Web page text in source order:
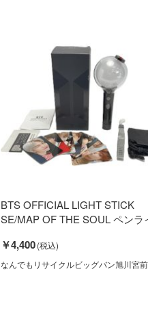
BTS OFFICIAL LIGHT STICK
SE/MAP OF THE SOUL ペンラ
￥4,400
なんでもリサイクルビッグバン旭川宮